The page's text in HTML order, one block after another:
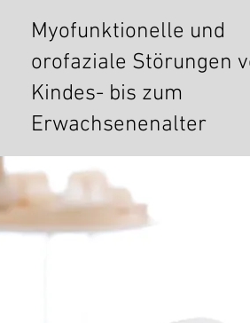
Myofunktionelle und
orofaziale Störungen
Kindes- bis zum
Erwachsenenalter